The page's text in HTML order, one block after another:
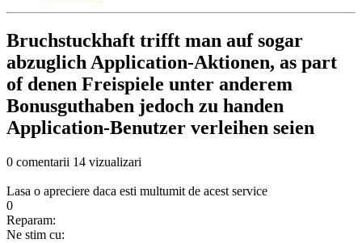
Bruchstuckhaft trifft man auf sogar
abzuglich Application-Aktionen, as part
of denen Freispiele unter anderem
Bonusguthaben jedoch zu handen
Application-Benutzer verleihen seien
0 comentarii 14 vizualizari
Lasa o apreciere daca esti multumit de acest service
0
Reparam:
Ne stim cu: